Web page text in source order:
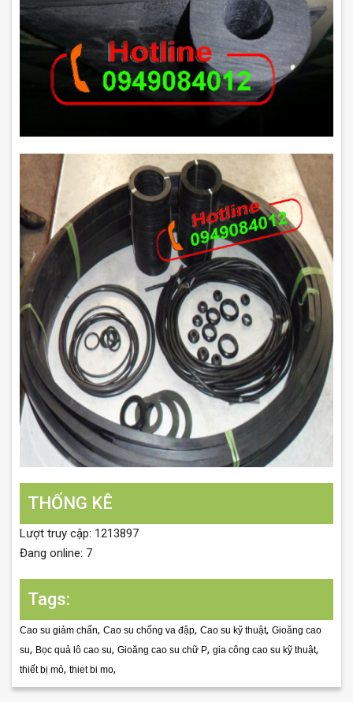
THỐNG KÊ
Lượt truy cập: 1213897
Đang online: 7
Tags:
Cao su giảm chấn, Cao su chống va đập, Cao su kỹ thuật, Gioăng cao
su, Bọc quả lô cao su, Gioăng cao su chữ P, gia công cao su kỹ thuật,
thiết bị mỏ, thiet bi mo,